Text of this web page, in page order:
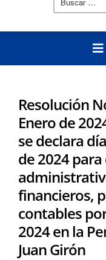
Resolución
Enero de
se declara
de 2024
financieros,
contables
2024 en la
Juan Girón